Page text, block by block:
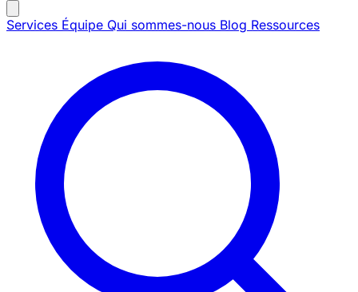
Services Équipe Qui sommes-nous Blog Ressources